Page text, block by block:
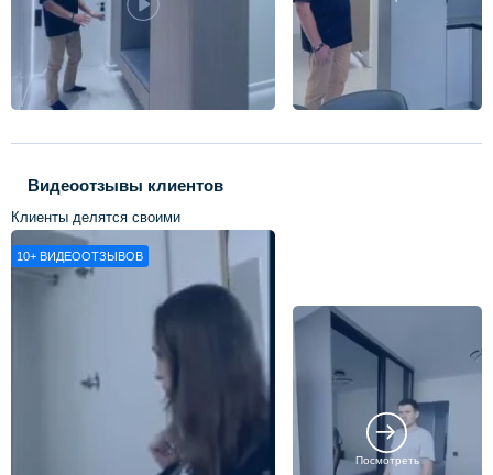
Видеоотзывы клиентов
Клиенты делятся своими
впечатлениями о нашей работе
10+ ВИДЕООТЗЫВОВ
Посмотреть